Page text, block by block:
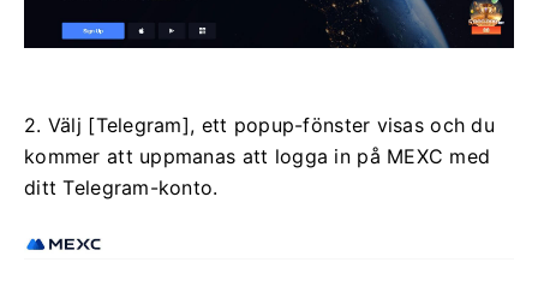
2. Välj [Telegram], ett popup-fönster visas och du
kommer att uppmanas att logga in på MEXC med
ditt Telegram-konto.